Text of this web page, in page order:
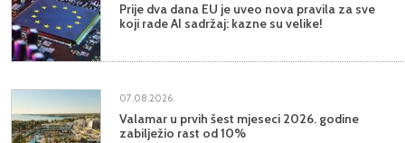
Prije dva dana EU je uveo nova pravila za sve
koji rade AI sadržaj: kazne su velike!
07.08.2026.
Valamar u prvih šest mjeseci 2026. godine
zabilježio rast od 10%